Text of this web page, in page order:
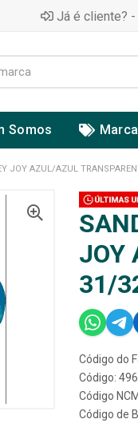
Já é cliente? -
Somos
JOY AZUL/AZUL
JOY
31/
Código do
Código:
Código
Código de